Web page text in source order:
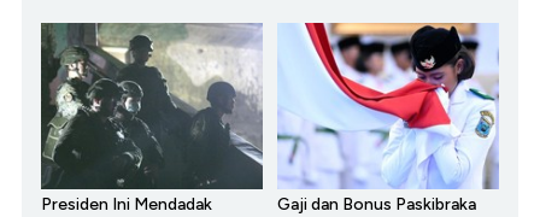
Presiden Ini Mendadak
Gaji dan Bonus Paskibraka